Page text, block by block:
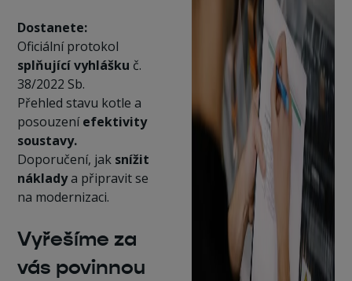
Dostanete:
Oficiální protokol
splňující vyhlášku č.
38/2022 Sb.
Přehled stavu kotle a
posouzeníefektivity
soustavy.
Doporučení, jak snížit
nákladya připravit se
na modernizaci.
Vyřešíme za
vás povinnou